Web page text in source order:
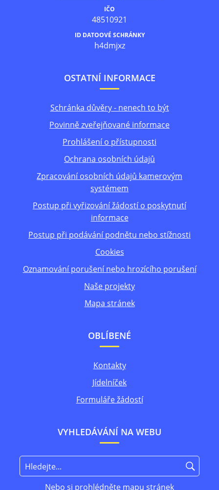
IČO
48510921
ID DATOOVÉ SCHRÁNKY
h4dmjxz
OSTATNÍ INFORMACE
Schránka důvěry - nenech to být
Povinně zveřejňované informace
Prohlášení o přístupnosti
Ochrana osobních údajů
Zpracování osobních údajů kamerovým
systémem
Postup při vyřizování žádostí o poskytnutí
informace
Postup při podávání podnětu nebo stížnosti
Cookies
Oznamování porušení nebo hrozícího porušení
Naše projekty
Mapa stránek
OBLÍBENÉ
Kontakty
Jídelníček
Formuláře žádostí
VYHLEDÁVÁNÍ NA WEBU
Nebo si prohlédněte mapu stránek